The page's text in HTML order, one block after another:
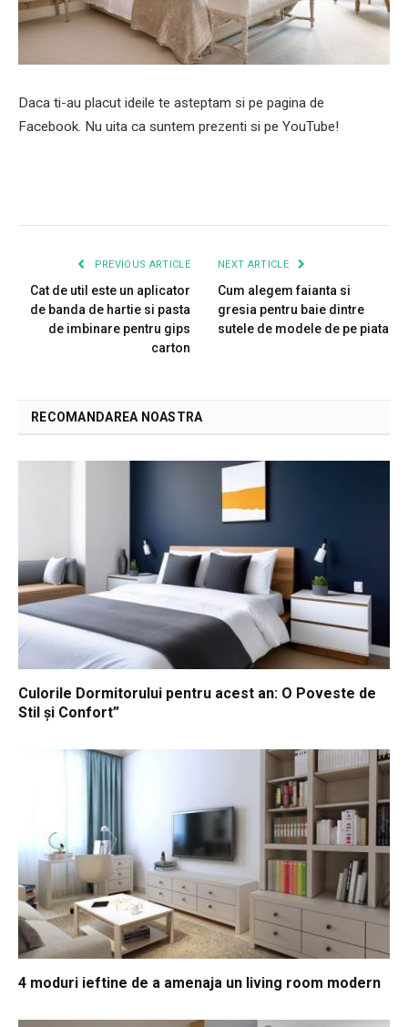
Daca ti-au placut ideile te asteptam si pe pagina de
Facebook. Nu uita ca suntem prezenti si pe YouTube!
PREVIOUS ARTICLE
Cat de util este un aplicator
de banda de hartie si pasta
de imbinare pentru gips
carton
NEXT ARTICLE
Cum alegem faianta si
gresia pentru baie dintre
sutele de modele de pe piata
RECOMANDAREA NOASTRA
Culorile Dormitorului pentru acest an: O Poveste de
Stil și Confort”
4 moduri ieftine de a amenaja un living room modern